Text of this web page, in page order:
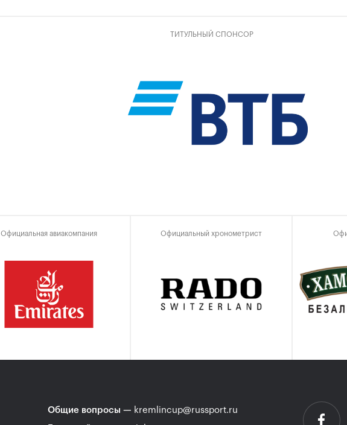
ТИТУЛЬНЫЙ СПОНСОР
Официальная авиакомпания Официальный хронометрист
Общие вопросы — kremlincup@russport.ru